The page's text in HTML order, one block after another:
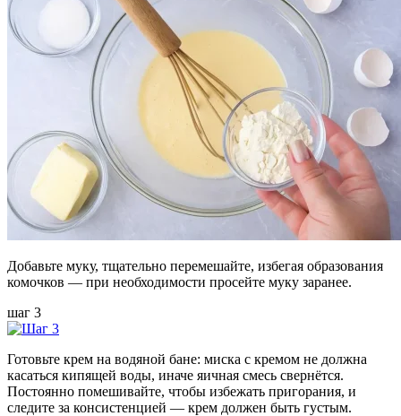
Добавьте муку, тщательно перемешайте, избегая образования
комочков — при необходимости просейте муку заранее.
шаг 3
Готовьте крем на водяной бане: миска с кремом не должна
касаться кипящей воды, иначе яичная смесь свернётся.
Постоянно помешивайте, чтобы избежать пригорания, и
следите за консистенцией — крем должен быть густым.